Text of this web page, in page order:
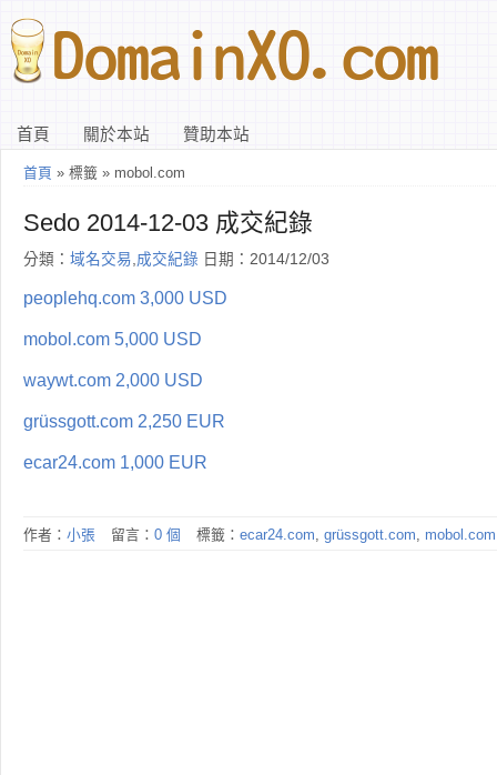
首頁 關於本站 贊助本站
首頁 » 標籤 » mobol.com
Sedo 2014-12-03 成交紀錄
分類： 域名交易,成交紀錄 日期：2014/12/03
peoplehq.com 3,000 USD
mobol.com 5,000 USD
waywt.com 2,000 USD
grüssgott.com 2,250 EUR
ecar24.com 1,000 EUR
作者： 小張 留言： 0 個 標籤： ecar24.com, grüssgott.com, mobol.com